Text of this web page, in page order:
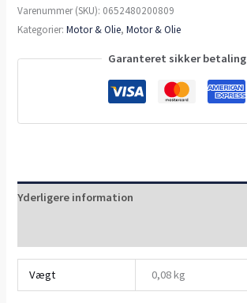
Varenummer (SKU): 0652480200809
Kategorier:Motor & Olie,Motor & Olie
Garanteret sikker betaling
Yderligere information
Vægt 0,08 kg